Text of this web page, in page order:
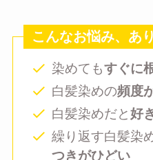
こんなお悩み、あ
染めてもすぐに
白髪染めの頻度
白髪染めだと好
繰り返す白髪染
つきがひどい